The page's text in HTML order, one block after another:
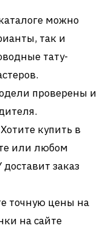
можно
так и
тату-
проверены и
Хотите купить в
или любом
доставит заказ
точную цены на
на сайте